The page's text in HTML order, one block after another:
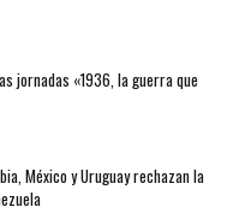
jornadas «1936, la guerra que
México y Uruguay rechazan la